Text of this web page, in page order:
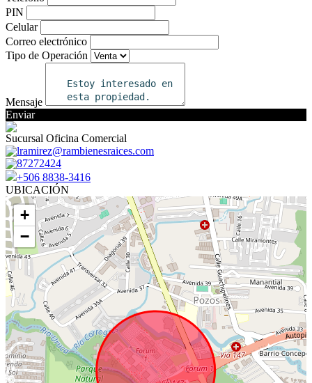
PIN
Celular
Correo electrónico
Tipo de Operación
Mensaje
Enviar
Sucursal Oficina Comercial
lramirez@rambienesraices.com
87272424
+506 8838-3416
UBICACIÓN
+
−